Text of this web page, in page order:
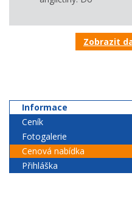
Zobrazit
Informace
Ceník
Fotogalerie
Cenová nabídka
Přihláška